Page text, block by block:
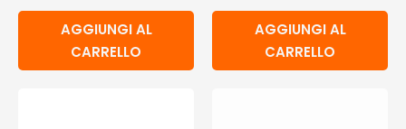
AGGIUNGI AL
CARRELLO
AGGIUNGI AL
CARRELLO